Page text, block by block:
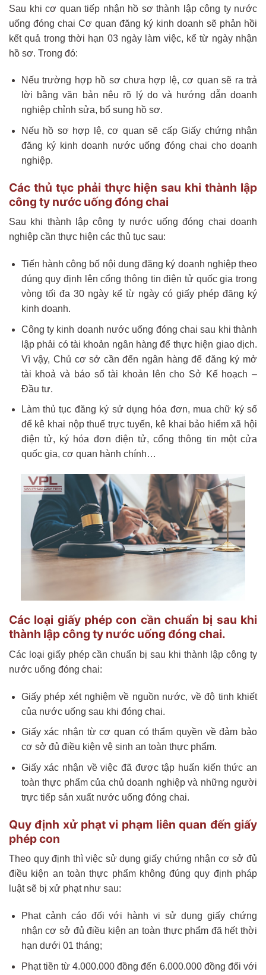
Sau khi cơ quan tiếp nhận hồ sơ thành lập công ty nước
uống đóng chai Cơ quan đăng ký kinh doanh sẽ phản hồi
kết quả trong thời hạn 03 ngày làm việc, kể từ ngày nhận
hồ sơ. Trong đó:
Nếu trường hợp hồ sơ chưa hợp lệ, cơ quan sẽ ra trả
lời bằng văn bản nêu rõ lý do và hướng dẫn doanh
nghiệp chỉnh sửa, bổ sung hồ sơ.
Nếu hồ sơ hợp lệ, cơ quan sẽ cấp Giấy chứng nhận
đăng ký kinh doanh nước uống đóng chai cho doanh
nghiệp.
Các thủ tục phải thực hiện sau khi thành lập
công ty nước uống đóng chai
Sau khi thành lập công ty nước uống đóng chai doanh
nghiệp cần thực hiện các thủ tục sau:
Tiến hành công bố nội dung đăng ký doanh nghiệp theo
đúng quy định lên cổng thông tin điện tử quốc gia trong
vòng tối đa 30 ngày kể từ ngày có giấy phép đăng ký
kinh doanh.
Công ty kinh doanh nước uống đóng chai sau khi thành
lập phải có tài khoản ngân hàng để thực hiện giao dịch.
Vì vậy, Chủ cơ sở cần đến ngân hàng để đăng ký mở
tài khoả và báo số tài khoản lên cho Sở Kế hoạch –
Đầu tư.
Làm thủ tục đăng ký sử dụng hóa đơn, mua chữ ký số
để kê khai nộp thuế trực tuyến, kê khai bảo hiểm xã hội
điện tử, ký hóa đơn điện tử, cổng thông tin một cửa
quốc gia, cơ quan hành chính…
Các loại giấy phép con cần chuẩn bị sau khi
thành lập công ty nước uống đóng chai.
Các loại giấy phép cần chuẩn bị sau khi thành lập công ty
nước uống đóng chai:
Giấy phép xét nghiệm về nguồn nước, về độ tinh khiết
của nước uống sau khi đóng chai.
Giấy xác nhận từ cơ quan có thẩm quyền về đảm bảo
cơ sở đủ điều kiện vệ sinh an toàn thực phẩm.
Giấy xác nhận về việc đã được tập huấn kiến thức an
toàn thực phẩm của chủ doanh nghiệp và những người
trực tiếp sản xuất nước uống đóng chai.
Quy định xử phạt vi phạm liên quan đến giấy
phép con
Theo quy định thì việc sử dụng giấy chứng nhận cơ sở đủ
điều kiện an toàn thực phẩm không đúng quy định pháp
luật sẽ bị xử phạt như sau:
Phạt cảnh cáo đối với hành vi sử dụng giấy chứng
nhận cơ sở đủ điều kiện an toàn thực phẩm đã hết thời
hạn dưới 01 tháng;
Phạt tiền từ 4.000.000 đồng đến 6.000.000 đồng đối với